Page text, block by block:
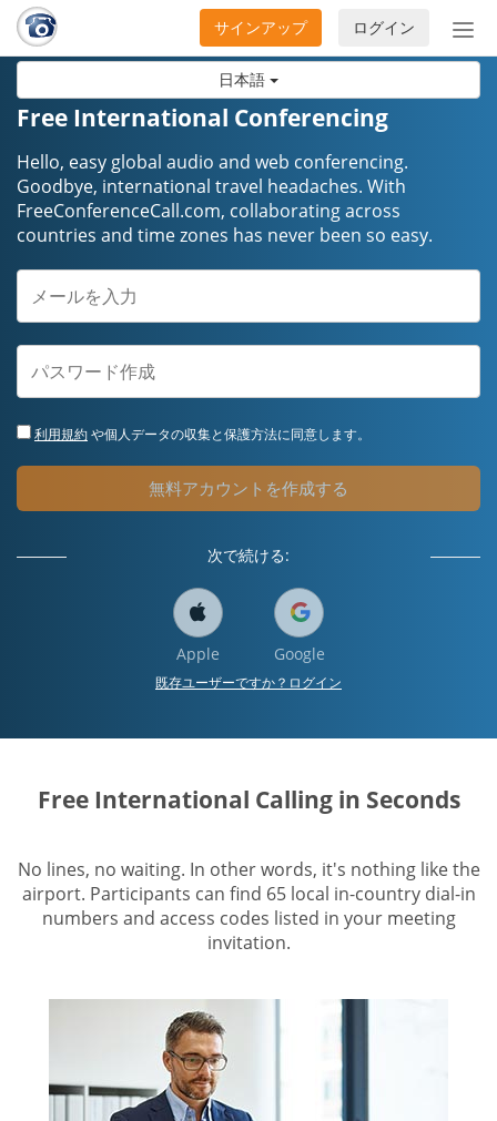
日本語
ナ
ビ
ログイン
サインアップ
Free International Conferencing
Hello, easy global audio and web conferencing.
Goodbye, international travel headaches. ​​​​​​​With
FreeConferenceCall.com, collaborating across
countries and time zones has never been so easy.
利用規約や個人データの収集と保護方法に同意します。
無料アカウントを作成する
次で続ける:
Apple Google
既存ユーザーですか？ログイン
Free International Calling in Seconds
No lines, no waiting. In other words, it's nothing like the
airport. Participants can find 65 local in-country dial-in
numbers and access codes listed in your meeting
invitation.